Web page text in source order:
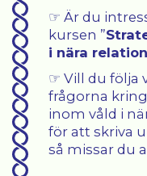
☞ Är du
kursen ”
i nära
☞ Vill du följa
frågorna
inom våld i
för att skriva
så missar du